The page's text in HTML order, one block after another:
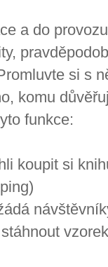
a do
si s
komu
funkce:
koupit si